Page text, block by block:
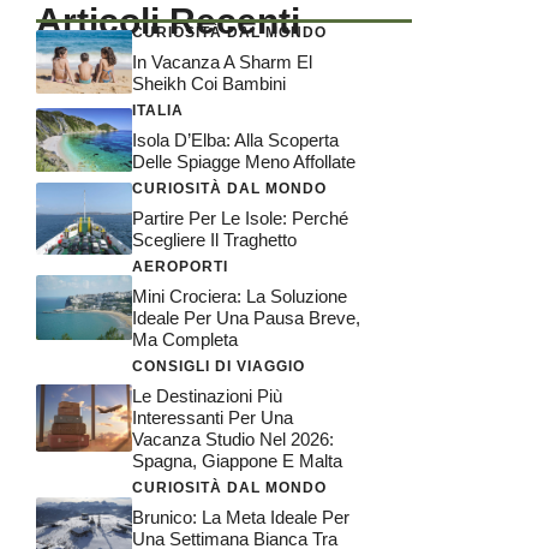
Articoli Recenti
CURIOSITÀ DAL MONDO
In Vacanza A Sharm El
Sheikh Coi Bambini
ITALIA
Isola D’Elba: Alla Scoperta
Delle Spiagge Meno Affollate
CURIOSITÀ DAL MONDO
Partire Per Le Isole: Perché
Scegliere Il Traghetto
AEROPORTI
Mini Crociera: La Soluzione
Ideale Per Una Pausa Breve,
Ma Completa
CONSIGLI DI VIAGGIO
Le Destinazioni Più
Interessanti Per Una
Vacanza Studio Nel 2026:
Spagna, Giappone E Malta
CURIOSITÀ DAL MONDO
Brunico: La Meta Ideale Per
Una Settimana Bianca Tra